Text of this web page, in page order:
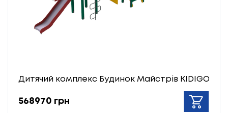
Дитячий комплекс Будинок Майстрів KIDIGO
568970 грн